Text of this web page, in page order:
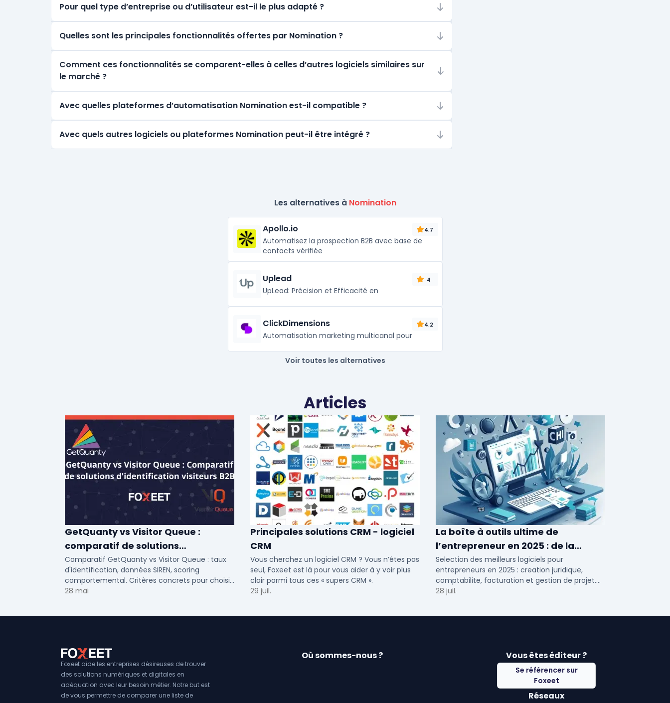
Pour quel type d’entreprise ou d’utilisateur est-il le plus adapté ?
Quelles sont les principales fonctionnalités offertes par Nomination ?
Comment ces fonctionnalités se comparent-elles à celles d’autres logiciels similaires sur
le marché ?
Avec quelles plateformes d’automatisation Nomination est-il compatible ?
Avec quels autres logiciels ou plateformes Nomination peut-il être intégré ?
Les alternatives à Nomination
Apollo.io 4.7
Automatisez la prospection B2B avec base de
contacts vérifiée
Uplead 4
UpLead: Précision et Efficacité en
ClickDimensions 4.2
Automatisation marketing multicanal pour
Voir toutes les alternatives
Articles
GetQuanty vs Visitor Queue :
comparatif de solutions
d'identification visiteurs B2B
Comparatif GetQuanty vs Visitor Queue : taux
d'identification, données SIREN, scoring
comportemental. Critères concrets pour choisir
votre solution de lead generation B2B en PME et
28 mai
Principales solutions CRM - logiciel
CRM
Vous cherchez un logiciel CRM ? Vous n’êtes pas
seul, Foxeet est là pour vous aider à y voir plus
clair parmi tous ces « supers CRM ».
29 juil.
La boîte à outils ultime de
l’entrepreneur en 2025 : de la
création à la gestion
Selection des meilleurs logiciels pour
entrepreneurs en 2025 : creation juridique,
comptabilite, facturation et gestion de projet.
Outils adaptes aux TPE, PME et independants en
28 juil.
Foxeet aide les entreprises désireuses de trouver
des solutions numériques et digitales en
adéquation avec leur besoin métier. Notre but est
de vous permettre de comparer une liste de
Où sommes-nous ? Vous êtes éditeur ?
Se référencer sur
Foxeet
Réseaux